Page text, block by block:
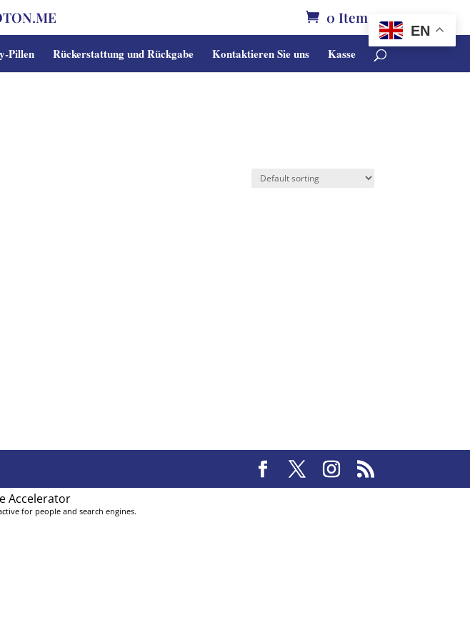
0 Items
Pillen Rückerstattung und Rückgabe Kontaktieren Sie uns Kasse
EN
Accelerator
for people and search engines.